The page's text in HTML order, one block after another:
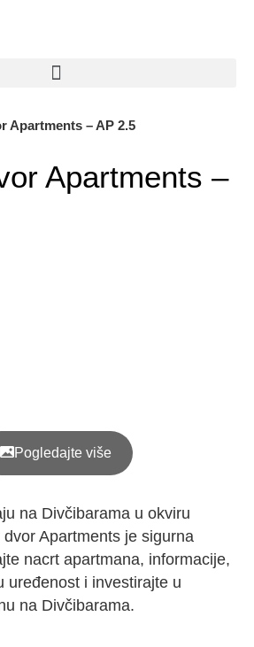
Apartments – AP 2.5
Apartments –
Pogledajte više
na Divčibarama u okviru
Apartments je sigurna
nacrt apartmana, informacije,
uređenost i investirajte u
na Divčibarama.